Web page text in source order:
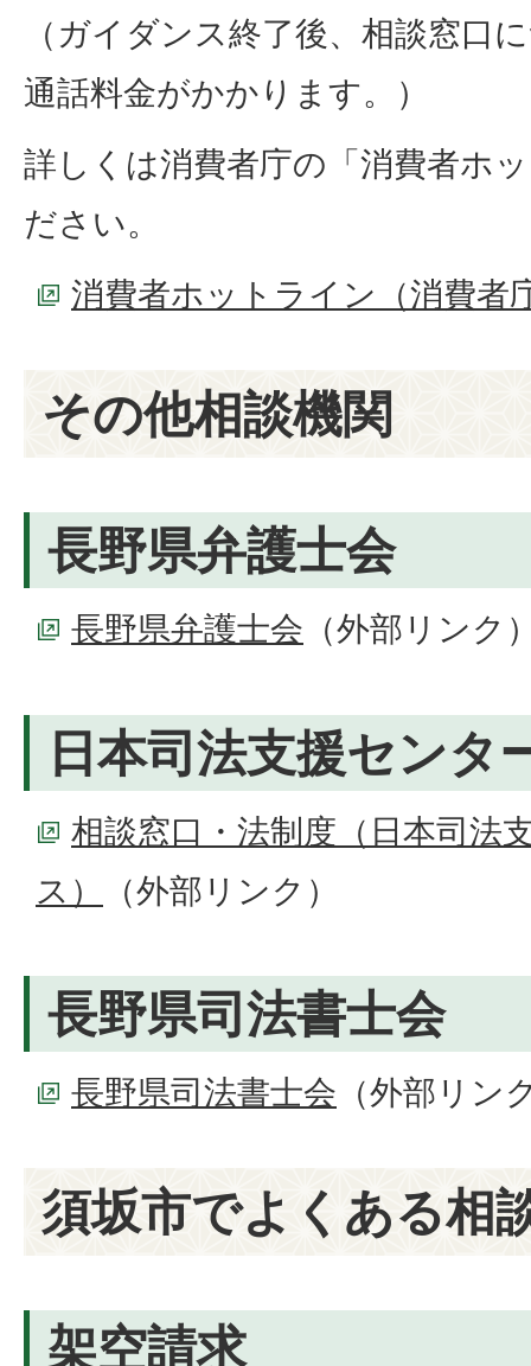
（ガイダンス終了後、相談窓口
通話料金がかかります。）
詳しくは消費者庁の「消費者ホ
ださい。
消費者ホットライン（消費者
その他相談機関
長野県弁護士会
長野県弁護士会 （外部リンク
日本司法支援センタ
相談窓口・法制度（日本司法
ス）
（外部リンク）
長野県司法書士会
長野県司法書士会 （外部リン
須坂市でよくある相
架空請求